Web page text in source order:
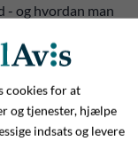
- og hvordan man
cookies for at
og tjenester, hjælpe
indsats og levere